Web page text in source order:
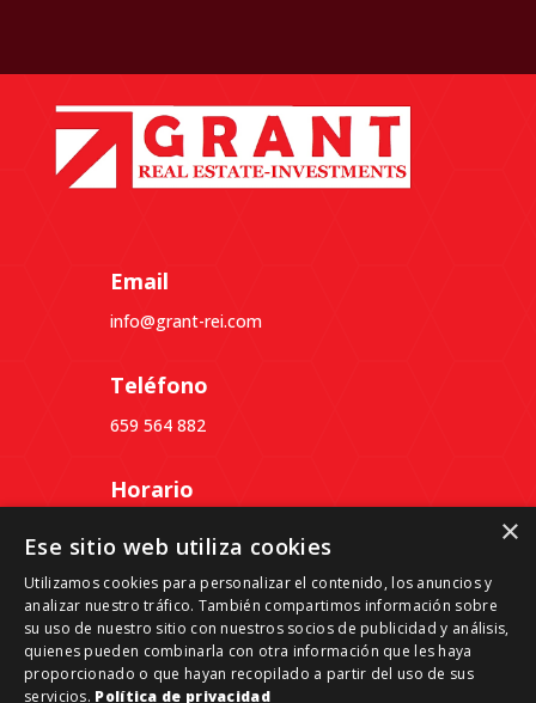
Email
info@grant-rei.com
Teléfono
659 564 882
Horario
Viernes: 09:30 a 14:00
Dirección
Passeig del Ferrocarril, 339, 3º 4ª, Despacho B,
08860 Castelldefels, Barcelona
×
Ese sitio web utiliza cookies
Utilizamos cookies para personalizar el contenido, los anuncios y
analizar nuestro tráfico. También compartimos información sobre
su uso de nuestro sitio con nuestros socios de publicidad y análisis,
quienes pueden combinarla con otra información que les haya
proporcionado o que hayan recopilado a partir del uso de sus
servicios. Política de privacidad